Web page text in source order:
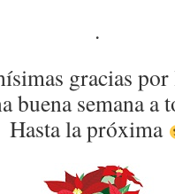
.
gracias por
buena semana a
Hasta la próxima